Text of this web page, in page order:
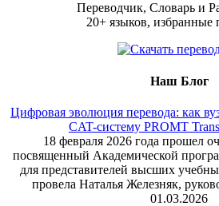
Переводчик, Словарь и
20+ языков, избранные
Наш Блог
Цифровая эволюция перевода: как
CAT-систему PROMT
18 февраля 2026 года прошел
посвященный Академической
для представителей высших
провела Наталья Железняк,
01.03.2026